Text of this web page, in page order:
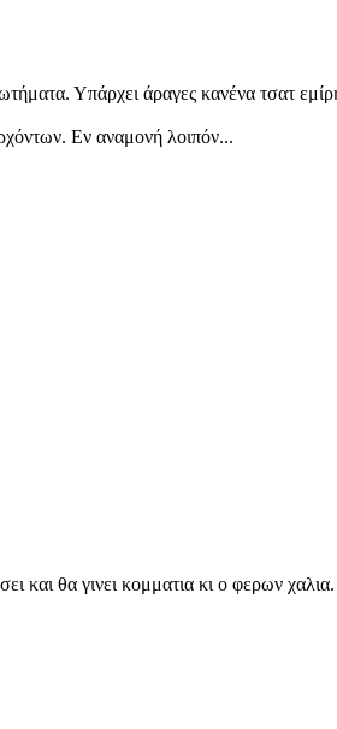
Υπάρχει άραγες κανένα τσατ
Εν αναμονή λοιπόν...
θα γινει κομματια κι ο φερων